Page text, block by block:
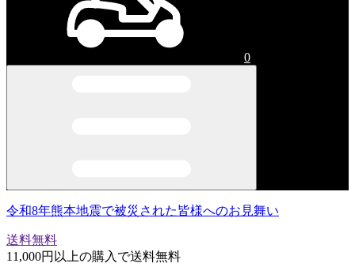
0
令和8年熊本地震で被災された皆様へのお見舞い
送料無料
11,000円以上の購入で送料無料